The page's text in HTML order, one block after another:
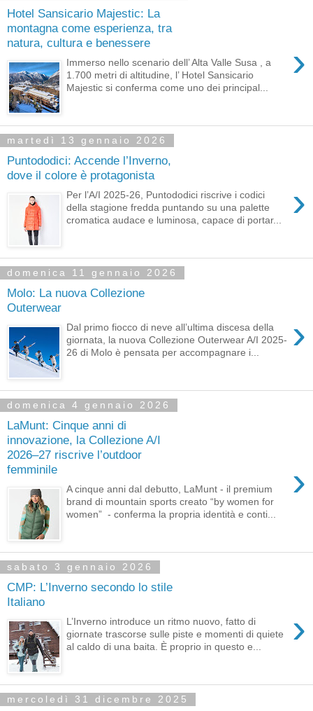
Hotel Sansicario Majestic: La
montagna come esperienza, tra
natura, cultura e benessere
›
Immerso nello scenario dell’ Alta Valle Susa , a
1.700 metri di altitudine, l’ Hotel Sansicario
Majestic si conferma come uno dei principal...
martedì 13 gennaio 2026
Puntododici: Accende l’Inverno,
dove il colore è protagonista
›
Per l’A/I 2025-26, Puntododici riscrive i codici
della stagione fredda puntando su una palette
cromatica audace e luminosa, capace di portar...
domenica 11 gennaio 2026
Molo: La nuova Collezione
Outerwear
›
Dal primo fiocco di neve all’ultima discesa della
giornata, la nuova Collezione Outerwear A/I 2025-
26 di Molo è pensata per accompagnare i...
domenica 4 gennaio 2026
LaMunt: Cinque anni di
innovazione, la Collezione A/I
2026–27 riscrive l’outdoor
femminile
›
A cinque anni dal debutto, LaMunt - il premium
brand di mountain sports creato “by women for
women” - conferma la propria identità e conti...
sabato 3 gennaio 2026
CMP: L’Inverno secondo lo stile
Italiano
›
L’Inverno introduce un ritmo nuovo, fatto di
giornate trascorse sulle piste e momenti di quiete
al caldo di una baita. È proprio in questo e...
mercoledì 31 dicembre 2025